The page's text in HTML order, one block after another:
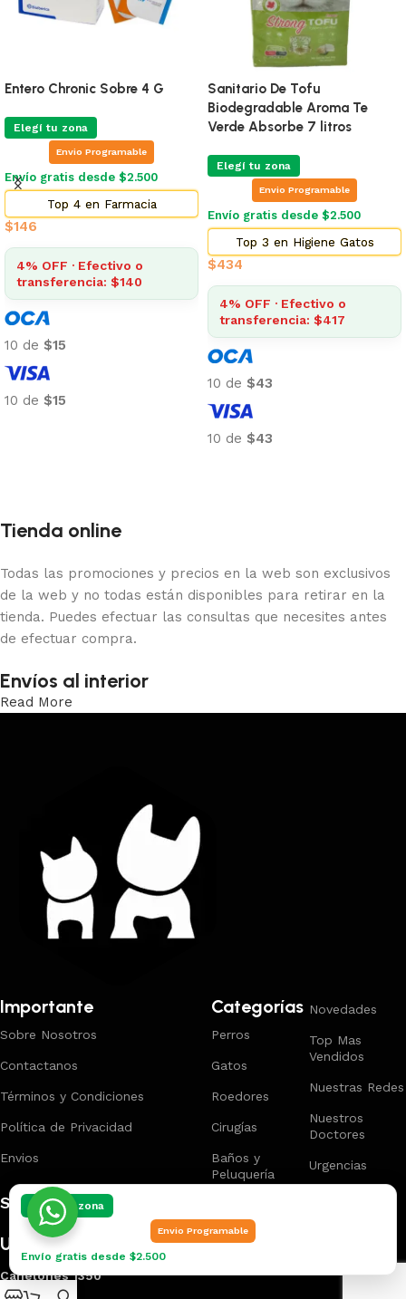
Elegí tu zona
Envio Programable
Envío gratis desde $2.500
Entero Chronic Sobre 4 G
Elegí tu zona
Envio Programable
Envío gratis desde $2.500
Top 4 en Farmacia
$146
4% OFF · Efectivo o
transferencia: $140
10 de $15
10 de $15
Sanitario De Tofu
Biodegradable Aroma Te
Verde Absorbe 7 litros
Elegí tu zona
Envio Programable
Envío gratis desde $2.500
Top 3 en Higiene Gatos
$434
4% OFF · Efectivo o
transferencia: $417
10 de $43
10 de $43
Tienda online
Todas las promociones y precios en la web son exclusivos
de la web y no todas están disponibles para retirar en la
tienda. Puedes efectuar las consultas que necesites antes
de efectuar compra.
Envíos al interior
Read More
Importante
Sobre Nosotros
Contactanos
Términos y Condiciones
Política de Privacidad
Envios
Categorías
Perros
Gatos
Roedores
Cirugías
Baños y
Peluquería
Novedades
Top Mas
Vendidos
Nuestras Redes
Nuestros
Doctores
Urgencias
Suscríbete
Ubicacion
Canelones 1350